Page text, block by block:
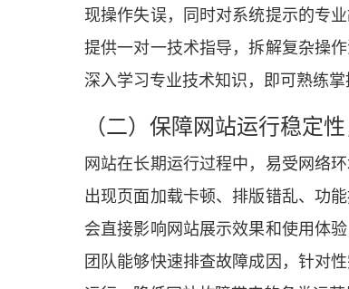
现操作失误，同时对系统提示的专
提供一对一技术指导，拆解复杂操
深入学习专业技术知识，即可熟练
（二）保障网站运行稳定
网站在长期运行过程中，易受网络
出现页面加载卡顿、排版错乱、功
会直接影响网站展示效果和使用体
团队能够快速排查故障成因，针对